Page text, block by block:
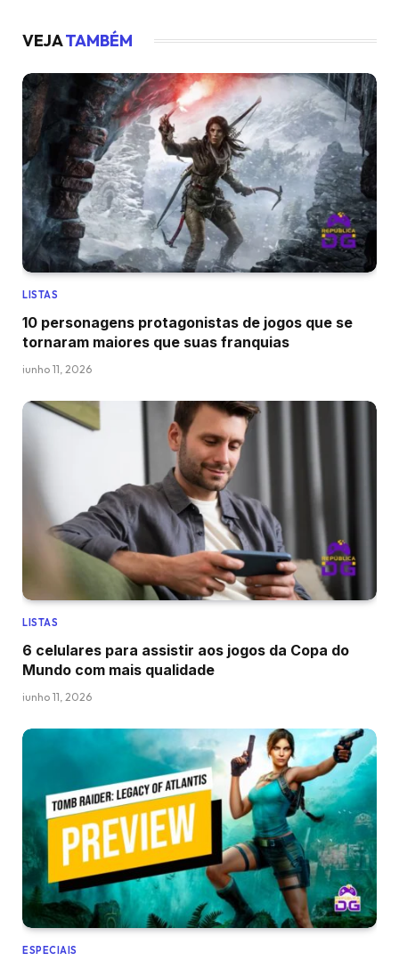
VEJATAMBÉM
LISTAS
10 personagens protagonistas de jogos que se
tornaram maiores que suas franquias
junho 11, 2026
LISTAS
6 celulares para assistir aos jogos da Copa do
Mundo com mais qualidade
junho 11, 2026
ESPECIAIS